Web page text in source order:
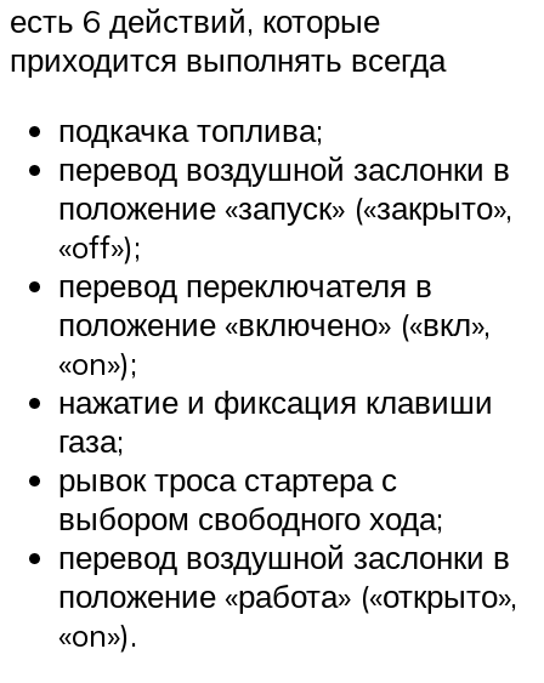
есть 6 действий, которые
приходится выполнять всегда
подкачка топлива;
перевод воздушной заслонки в
положение «запуск» («закрыто»,
«off»);
перевод переключателя в
положение «включено» («вкл»,
«on»);
нажатие и фиксация клавиши
газа;
рывок троса стартера с
выбором свободного хода;
перевод воздушной заслонки в
положение «работа» («открыто»,
«on»).